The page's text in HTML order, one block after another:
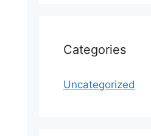
Categories
Uncategorized